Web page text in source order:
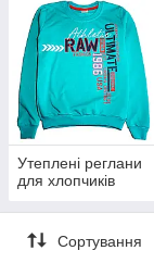
«Балу»
Утеплені реглани
для хлопчиків
Сортування